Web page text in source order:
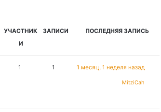
УЧАСТНИК
И
ЗАПИСИ ПОСЛЕДНЯЯ ЗАПИСЬ
1 1 1 месяц, 1 неделя назад
MitziCah